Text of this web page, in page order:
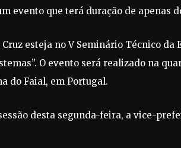
evento que terá duração de apenas
esteja no V Seminário Técnico da
O evento será realizado na
do Faial, em Portugal.
desta segunda-feira, a vice-